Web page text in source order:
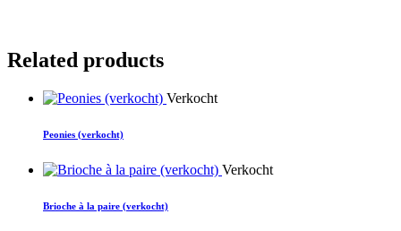
Related products
Verkocht
Peonies (verkocht)
Verkocht
Brioche à la paire (verkocht)